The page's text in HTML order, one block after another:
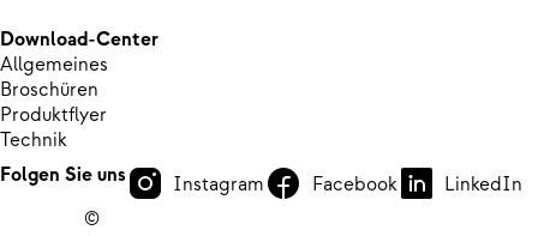
Download-Center
Allgemeines
Broschüren
Produktflyer
Technik
Folgen Sie uns
Instagram Facebook
LinkedIn
©